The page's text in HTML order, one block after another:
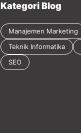
Kategori Blog
Manajemen Marketing
Teknik Informatika
SEO